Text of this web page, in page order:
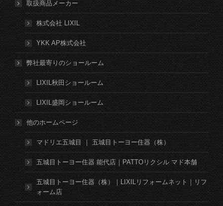
取扱商品メーカー
株式会社 LIXIL
YKK AP株式会社
弊社最寄りのショールーム
LIXIL秋田ショールーム
LIXIL盛岡ショールーム
他のホームページ
マドリエ五城目 ｜ 五城目トーヨー住器（株）
五城目トーヨー住器 能代店｜PATTOリクシル マド本舗
五城目トーヨー住器（株）｜LIXILリフォームネット｜リフ
ォーム店